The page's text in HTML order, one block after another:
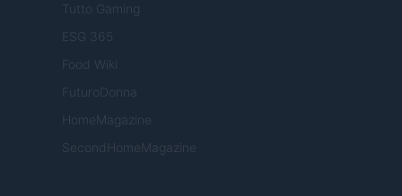
Tutto Gaming
ESG 365
Food Wiki
FuturoDonna
HomeMagazine
SecondHomeMagazine